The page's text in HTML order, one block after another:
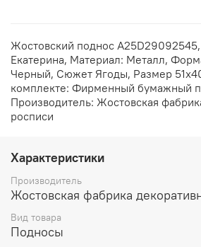
Жостовский поднос A25D29092545,
Екатерина, Материал: Металл,
Черный, Сюжет Ягоды, Размер 51х40
комплекте: Фирменный бумажный
Производитель: Жостовская
росписи
Характеристики
Производитель
Жостовская фабрика
Вид товара
Подносы